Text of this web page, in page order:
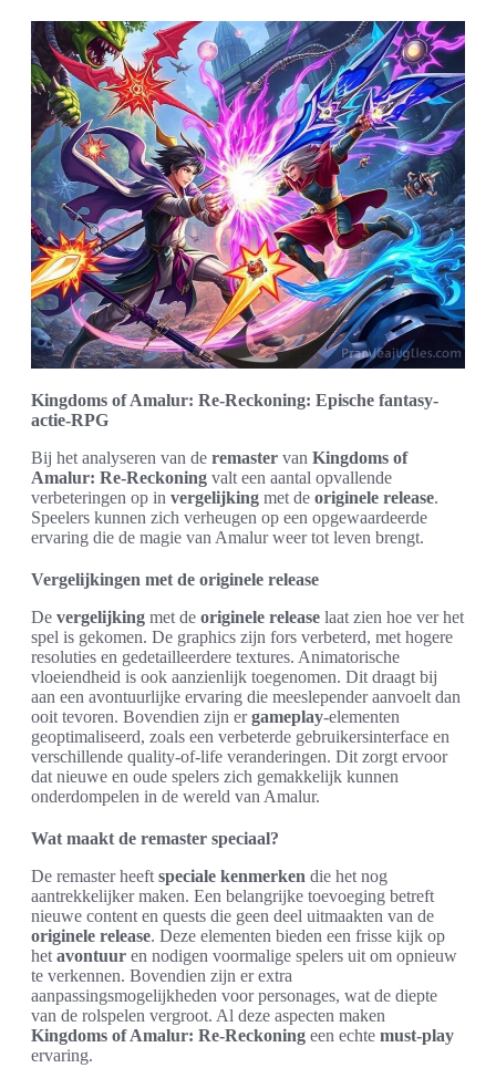
Kingdoms of Amalur: Re-Reckoning: Epische fantasy-
actie-RPG
Bij het analyseren van de remaster van Kingdoms of
Amalur: Re-Reckoning valt een aantal opvallende
verbeteringen op in vergelijking met de originele release.
Speelers kunnen zich verheugen op een opgewaardeerde
ervaring die de magie van Amalur weer tot leven brengt.
Vergelijkingen met de originele release
De vergelijking met de originele release laat zien hoe ver het
spel is gekomen. De graphics zijn fors verbeterd, met hogere
resoluties en gedetailleerdere textures. Animatorische
vloeiendheid is ook aanzienlijk toegenomen. Dit draagt bij
aan een avontuurlijke ervaring die meeslepender aanvoelt dan
ooit tevoren. Bovendien zijn ergameplay-elementen
geoptimaliseerd, zoals een verbeterde gebruikersinterface en
verschillende quality-of-life veranderingen. Dit zorgt ervoor
dat nieuwe en oude spelers zich gemakkelijk kunnen
onderdompelen in de wereld van Amalur.
Wat maakt de remaster speciaal?
De remaster heeft speciale kenmerken die het nog
aantrekkelijker maken. Een belangrijke toevoeging betreft
nieuwe content en quests die geen deel uitmaakten van de
originele release. Deze elementen bieden een frisse kijk op
het avontuur en nodigen voormalige spelers uit om opnieuw
te verkennen. Bovendien zijn er extra
aanpassingsmogelijkheden voor personages, wat de diepte
van de rolspelen vergroot. Al deze aspecten maken
Kingdoms of Amalur: Re-Reckoning een echte must-play
ervaring.